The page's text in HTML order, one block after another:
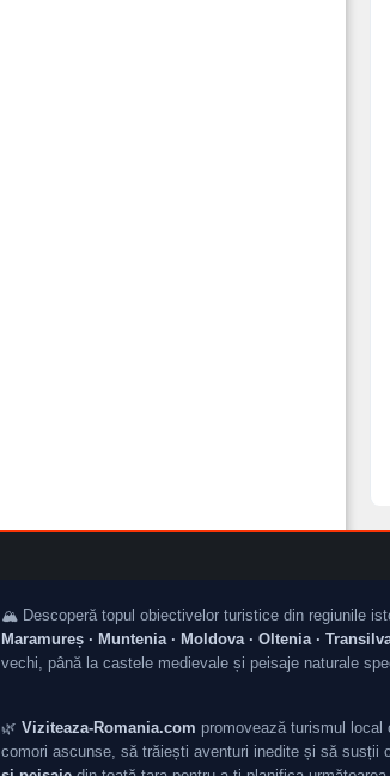
🏔️ Descoperă topul obiectivelor turistice din regiunile
Maramureș · Muntenia · Moldova · Oltenia ·
vechi, până la castele medievale și peisaje naturale
🌿 Viziteaza-Romania.com promovează turismul local
comori ascunse, să trăiești aventuri inedite și să susții